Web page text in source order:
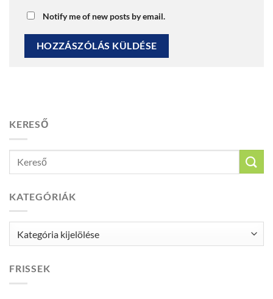
Notify me of new posts by email.
KERESŐ
KATEGÓRIÁK
FRISSEK